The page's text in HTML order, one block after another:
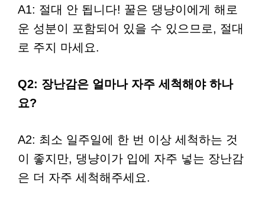
A1: 절대 안 됩니다! 꿀은 댕냥이에게 해로
운 성분이 포함되어 있을 수 있으므로, 절대
로 주지 마세요.
Q2: 장난감은 얼마나 자주 세척해야 하나
요?
A2: 최소 일주일에 한 번 이상 세척하는 것
이 좋지만, 댕냥이가 입에 자주 넣는 장난감
은 더 자주 세척해주세요.